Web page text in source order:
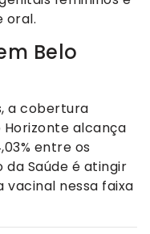
oral.
Belo
a cobertura
Horizonte alcança
entre os
da Saúde é atingir
vacinal nessa faixa